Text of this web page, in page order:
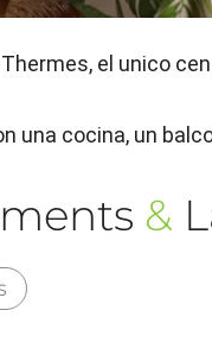
el unico
una cocina, un
&